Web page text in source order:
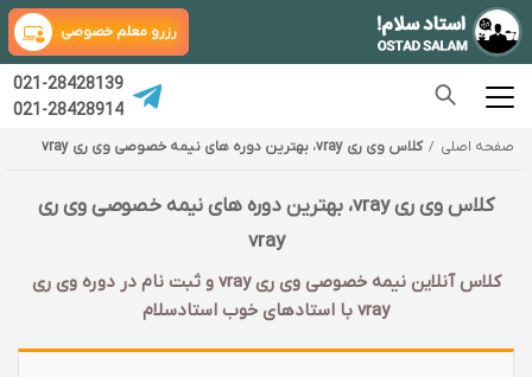
رزرو معلم خصوصی
021-28428139
021-28428914
صفحه اصلی کلاس وی ری vray، بهترین دوره های نیمه خصوصی وی ری vray
کلاس وی ری vray، بهترین دوره های نیمه خصوصی وی ری
vray
کلاس آنلاین نیمه خصوصی وی ری vray و ثبت نام در دوره وی ری
vray با‌ استادهای خوب استادسلام